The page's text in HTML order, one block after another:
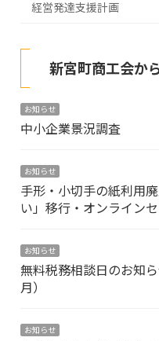
経営発達支援計画
新宮町商工会か
お知らせ
中小企業景況調査
お知らせ
手形・小切手の紙利用
い」移行・オンライン
お知らせ
無料税務相談日のお知
月）
お知らせ